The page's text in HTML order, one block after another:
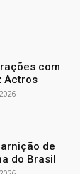
com
Actros
de
do Brasil